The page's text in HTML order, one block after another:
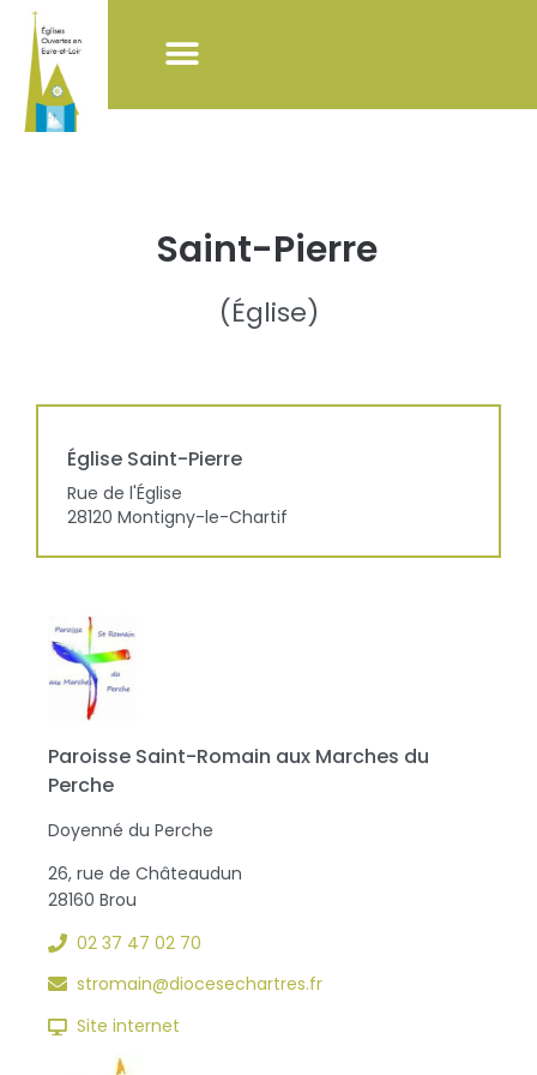
Saint-Pierre
(Église)
Église Saint-Pierre
Rue de l'Église
28120 Montigny-le-Chartif
Paroisse Saint-Romain aux Marches du
Perche
Doyenné du Perche
26, rue de Châteaudun
28160 Brou
02 37 47 02 70
stromain@diocesechartres.fr
Site internet